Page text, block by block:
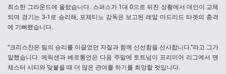
최소한 그라운드에 올랐습니다. 스퍼스가 1대 0으로 뒤진 상황에서 데인이 교체
되며 경기는 3-1로 승리해, 포체티노 감독은 보고된 레알 마드리드 타겟의 충격
에 기뻐했습니다.
“크리스찬은 팀의 승리를 이끌었던 자질과 함께 신선함을 선사합니다.”라고 그가
말했습니다. 에릭센과 베르통언은 다음 주말에 토트넘이 프리미어 리그에서 맨
체스터 시티와 맞붙을 때 더 많은 관여를 하기를 희망할 것입니다.